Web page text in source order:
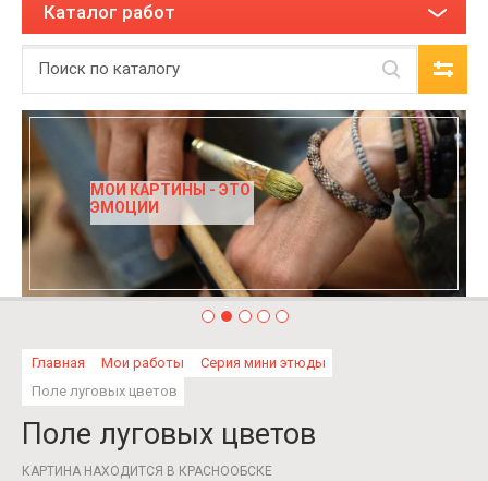
Каталог работ
МОИ КАРТИНЫ - ЭТО
ЭМОЦИИ
Главная Мои работы
Серия мини этюды
Поле луговых цветов
Поле луговых цветов
КАРТИНА НАХОДИТСЯ В КРАСНООБСКЕ